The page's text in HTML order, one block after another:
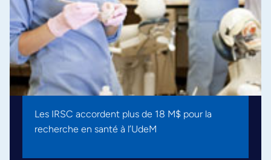
Les IRSC accordent plus de 18 M$ pour la
recherche en santé à l’UdeM